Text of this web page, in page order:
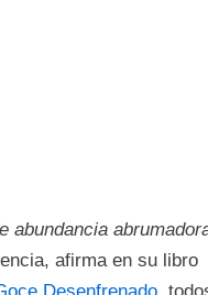
abundancia
afirma en su libro